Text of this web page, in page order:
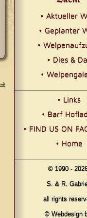
→
• Aktueller
• Geplanter
•
• Dies &
•
• Links
• Barf
• FIND US ON
• Home
© 1990 -
S. & R.
all rights
© Webdesign